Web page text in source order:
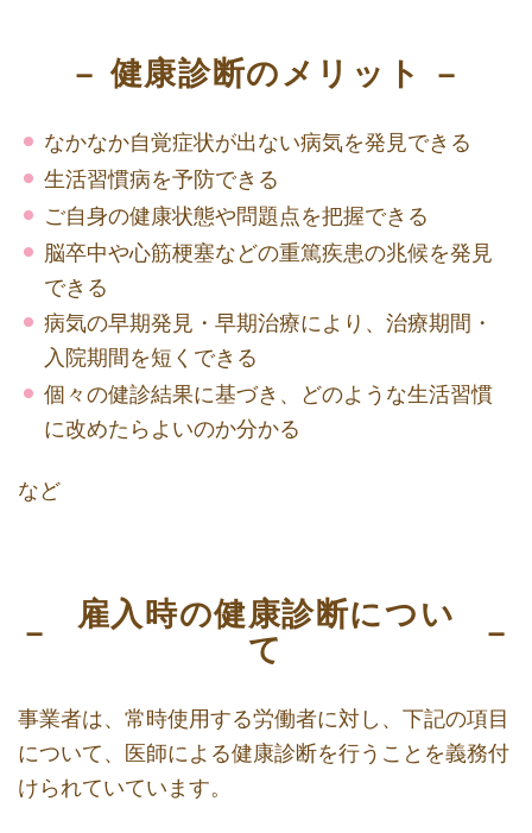
健康診断のメリット
なかなか自覚症状が出ない病気を発見できる
生活習慣病を予防できる
ご自身の健康状態や問題点を把握できる
脳卒中や心筋梗塞などの重篤疾患の兆候を発見
できる
病気の早期発見・早期治療により、治療期間・
入院期間を短くできる
個々の健診結果に基づき、どのような生活習慣
に改めたらよいのか分かる
など
雇入時の健康診断につい
て
事業者は、常時使用する労働者に対し、下記の項目
について、医師による健康診断を行うことを義務付
けられていています。